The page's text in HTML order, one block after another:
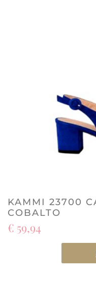
KAMMI 23700
COBALTO
€ 59,94